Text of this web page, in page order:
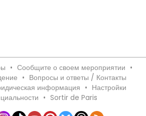
• Сообщите о своем мероприятии •
• Вопросы и ответы / Контакты
информация • Настройки
• Sortir de Paris